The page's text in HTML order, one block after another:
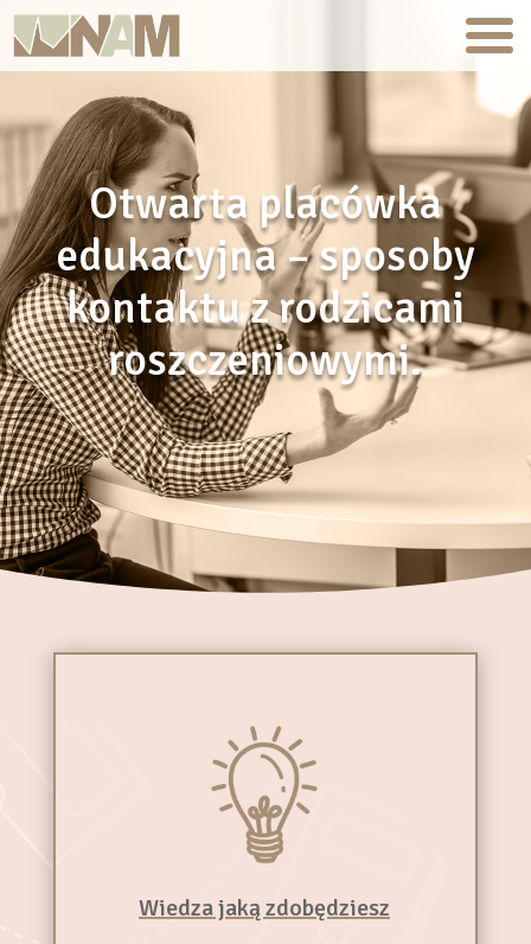
Otwarta placówka
edukacyjna – sposoby
kontaktu z rodzicami
roszczeniowymi.
Wiedza jaką zdobędziesz